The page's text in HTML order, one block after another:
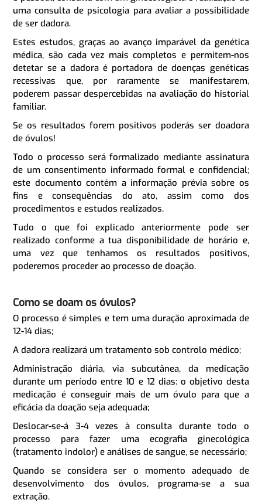
uma consulta de psicologia para avaliar a possibilidade
de ser dadora.
Estes estudos, graças ao avanço imparável da genética
médica, são cada vez mais completos e permitem-nos
detetar se a dadora é portadora de doenças genéticas
recessivas que, por raramente se manifestarem,
poderem passar despercebidas na avaliação do historial
familiar.
Se os resultados forem positivos poderás ser doadora
de óvulos!
Todo o processo será formalizado mediante assinatura
de um consentimento informado formal e confidencial;
este documento contém a informação prévia sobre os
fins e consequências do ato, assim como dos
procedimentos e estudos realizados.
Tudo o que foi explicado anteriormente pode ser
realizado conforme a tua disponibilidade de horário e,
uma vez que tenhamos os resultados positivos,
poderemos proceder ao processo de doação.
Como se doam os óvulos?
O processo é simples e tem uma duração aproximada de
12-14 dias;
A dadora realizará um tratamento sob controlo médico;
Administração diária, via subcutânea, da medicação
durante um período entre 10 e 12 dias: o objetivo desta
medicação é conseguir mais de um óvulo para que a
eficácia da doação seja adequada;
Deslocar-se-á 3-4 vezes à consulta durante todo o
processo para fazer uma ecografia ginecológica
(tratamento indolor) e análises de sangue, se necessário;
Quando se considera ser o momento adequado de
desenvolvimento dos óvulos, programa-se a sua
extração.